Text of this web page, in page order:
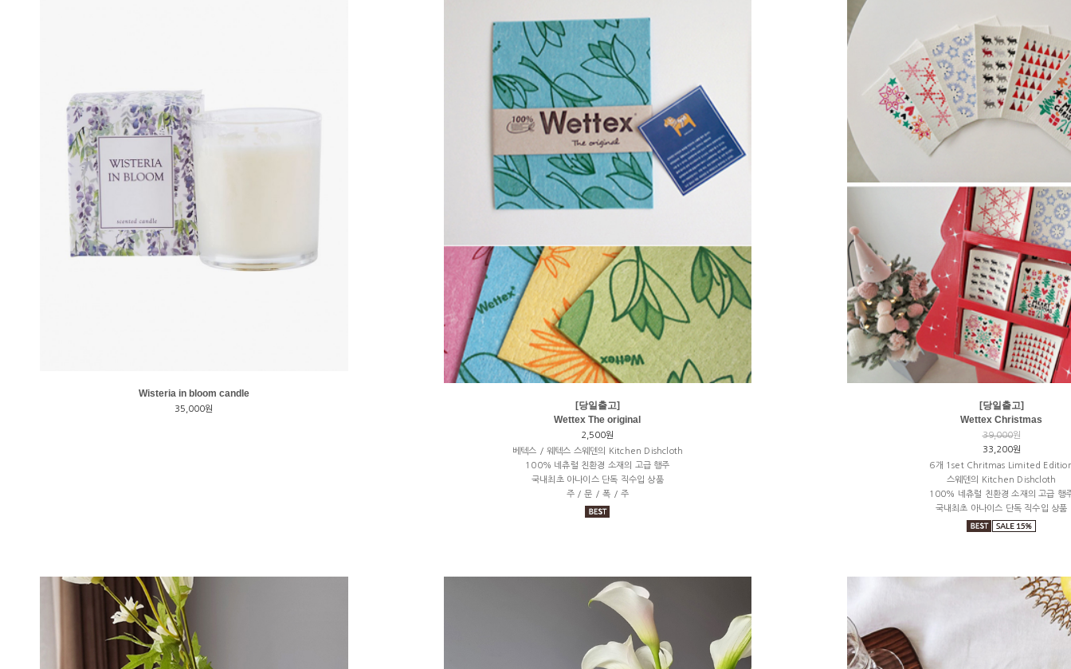
Wisteria in bloom candle
35,000원
[당일출고]
Wettex The original
2,500원
베텍스 / 웨텍스 스웨덴의 Kitchen Dishcloth
100% 네츄럴 친환경 소재의 고급 행주
국내최초 아나이스 단독 직수입 상품
주 / 문 / 폭 / 주
[당일출고]
Wettex Christmas
39,000원
33,200원
6개 1set Chritmas Limited
스웨덴의 Kitchen Dishcloth
100% 네츄럴 친환경 소재의 고급 행
국내최초 아나이스 단독 직수입 상품